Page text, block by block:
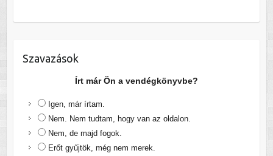
Szavazások
Írt már Ön a vendégkönyvbe?
Igen, már írtam.
Nem. Nem tudtam, hogy van az oldalon.
Nem, de majd fogok.
Erőt gyűjtök, még nem merek.